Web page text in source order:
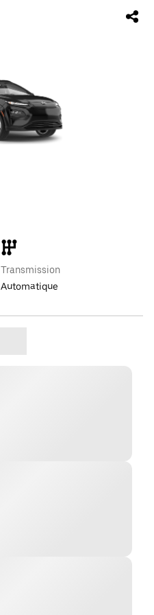
Transmission
Automatique